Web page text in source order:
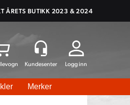
ÅRETS BUTIKK 2023 & 2024
Logg inn
Merker